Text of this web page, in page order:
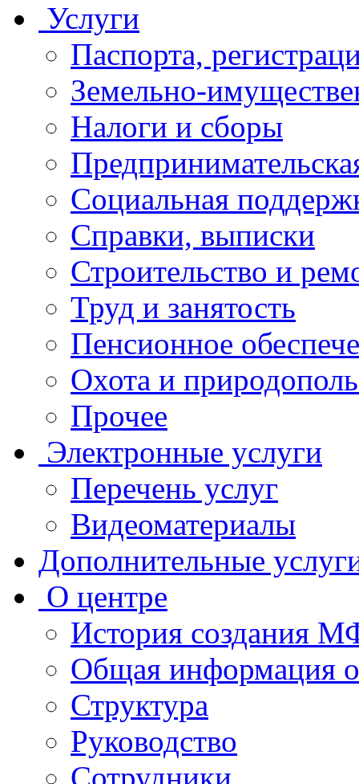
Услуги
Паспорта,
Земельно-
Налоги и сборы
Социальная
Справки, выписки
Строительство и
Труд и занятость
Пенсионное
Охота и
Прочее
Электронные услуги
Перечень услуг
Видеоматериалы
Дополнительные
О центре
История создания
Общая
Структура
Руководство